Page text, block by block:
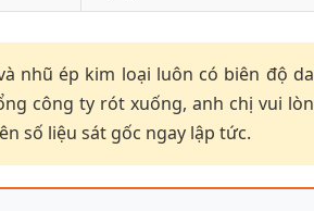
nhũ ép kim loại luôn có biên độ
công ty rót xuống, anh chị vui
số liệu sát gốc ngay lập tức.